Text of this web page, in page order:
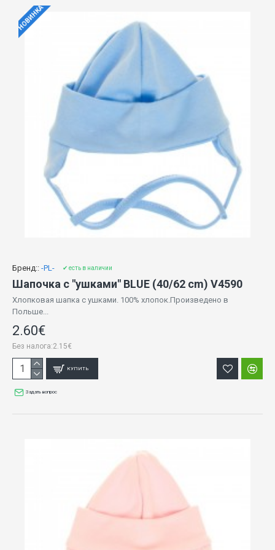
НОВИНКА
Бренд:: -PL- ✔ есть в наличии
Шапочка с "ушками" BLUE (40/62 cm) V4590
Хлопковая шапка с ушками. 100% хлопок.Произведено в
Польше...
2.60€
Без налога:2.15€
КУПИТЬ
Задать вопрос